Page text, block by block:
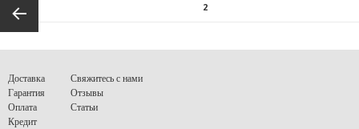
страница
2
Доставка
Гарантия
Оплата
Кредит
Свяжитесь с нами
Отзывы
Статьи